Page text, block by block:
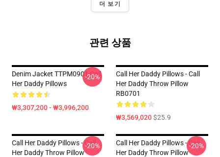
더 보기
관련 상품
Denim Jacket TTPM0901 Call
Her Daddy Pillows
₩3,307,200 - ₩3,996,200
-20%
Call Her Daddy Pillows - Call
Her Daddy Throw Pillow
RB0701
₩3,569,020$25.9
Call Her Daddy Pillows - Call
Her Daddy Throw Pillow
-20%
Call Her Daddy Pillows - Call
Her Daddy Throw Pillow
-20%